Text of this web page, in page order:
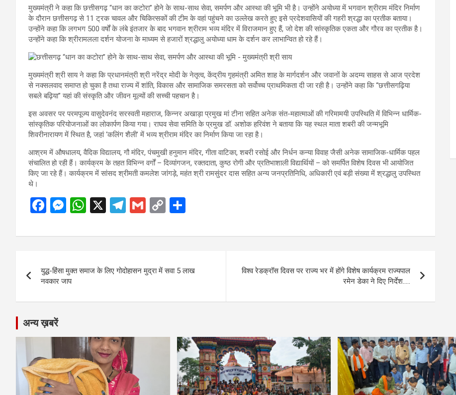
मुख्यमंत्री ने कहा कि छत्तीसगढ़ “धान का कटोरा” होने के साथ-साथ सेवा, समर्पण और आस्था की भूमि भी है। उन्होंने अयोध्या में भगवान श्रीराम मंदिर निर्माण
के दौरान छत्तीसगढ़ से 11 ट्रक चावल और चिकित्सकों की टीम के वहां पहुंचने का उल्लेख करते हुए इसे प्रदेशवासियों की गहरी श्रद्धा का प्रतीक बताया।
उन्होंने कहा कि लगभग 500 वर्षों के लंबे इंतजार के बाद भगवान श्रीराम भव्य मंदिर में विराजमान हुए हैं, जो देश की सांस्कृतिक एकता और गौरव का प्रतीक है।
उन्होंने कहा कि श्रीरामलला दर्शन योजना के माध्यम से हजारों श्रद्धालु अयोध्या धाम के दर्शन कर लाभान्वित हो रहे हैं।
मुख्यमंत्री श्री साय ने कहा कि प्रधानमंत्री श्री नरेंद्र मोदी के नेतृत्व, केंद्रीय गृहमंत्री अमित शाह के मार्गदर्शन और जवानों के अदम्य साहस से आज प्रदेश
से नक्सलवाद समाप्त हो चुका है तथा राज्य में शांति, विकास और सामाजिक समरसता को सर्वोच्च प्राथमिकता दी जा रही है। उन्होंने कहा कि “छत्तीसगढ़िया
सबले बढ़िया” यहां की संस्कृति और जीवन मूल्यों की सच्ची पहचान है।
इस अवसर पर परमपूज्य वासुदेवनंद सरस्वती महाराज, किन्नर अखाड़ा प्रमुख मां टीना सहित अनेक संत-महात्माओं की गरिमामयी उपस्थिति में विभिन्न धार्मिक-
सांस्कृतिक परियोजनाओं का लोकार्पण किया गया। राघव सेवा समिति के प्रमुख डॉ. अशोक हरिवंश ने बताया कि यह स्थल माता शबरी की जन्मभूमि
शिवरीनारायण में स्थित है, जहां ‘कलिंग शैली’ में भव्य श्रीराम मंदिर का निर्माण किया जा रहा है।
आश्रम में औषधालय, वैदिक विद्यालय, गौ मंदिर, पंचमुखी हनुमान मंदिर, गीता वाटिका, शबरी रसोई और निर्धन कन्या विवाह जैसी अनेक सामाजिक-धार्मिक पहल
संचालित हो रही हैं। कार्यक्रम के तहत विभिन्न वर्गों – दिव्यांगजन, रक्तदाता, कुष्ठ रोगी और प्रतिभाशाली विद्यार्थियों – को समर्पित विशेष दिवस भी आयोजित
किए जा रहे हैं। कार्यक्रम में सांसद श्रीमती कमलेश जांगड़े, महंत श्री रामसुंदर दास सहित अन्य जनप्रतिनिधि, अधिकारी एवं बड़ी संख्या में श्रद्धालु उपस्थित
थे।
F
ce
o
o
k
M
se
g
er
W
at
A
p
X
T
e
a
G
ail
C
py
n
ar
navigation
युद्ध-हिंसा मुक्त समाज के लिए गोदोहासन मुद्रा में सवा 5 लाख
नवकार जाप
विश्व रेडक्रॉस दिवस पर राज्य भर में होंगे विशेष कार्यक्रम राज्यपाल
रमेन डेका ने दिए निर्देश…..
अन्य ख़बरें